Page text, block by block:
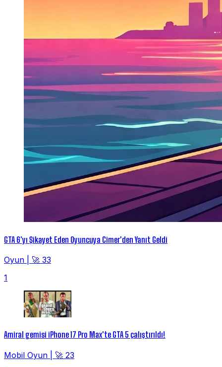
GTA 6'yı Şikayet Eden Oyuncuya Cimer'den Yanıt Geldi
Oyun
🚀 33
1
Amiral gemisi iPhone 17 Pro Max'te GTA 5 çalıştırıldı!
Mobil Oyun
🚀 23